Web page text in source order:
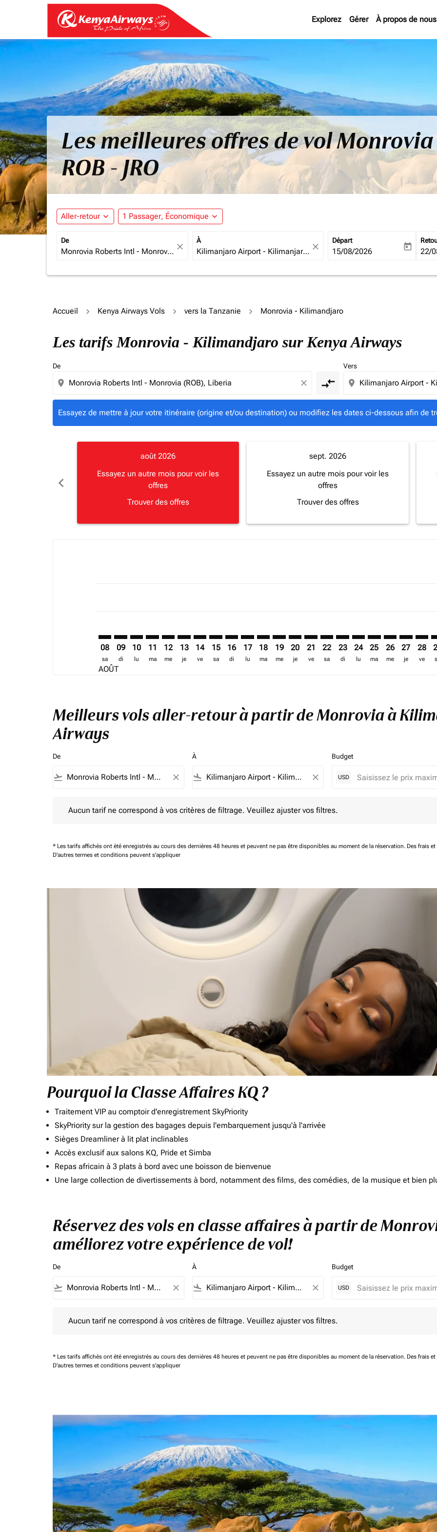
Explorez Gérer À propos de nous
Les meilleures offres de vol
ROB - JRO
Aller-retour expand_more 1 Passager, Économique expand_more
De
close
À
close
Départ
fc-booking-departure-date-
15/08/2026 today fc-
22/
Accueil Kenya Airways Vols vers la Tanzanie Monrovia - Kilimandjaro
Les tarifs Monrovia - Kilimandjaro sur Kenya Airways
De
location_on close compare_arrows
Vers
location_on
Essayez de mettre à jour votre itinéraire (origine et/ou destination) ou modifiez les dates ci-dessous afin de
Essayez de mettre à jour votre itinéraire (origine et/ou destination) ou modifiez les dates ci-dessous afin
chevron_left
août 2026
Essayez un autre mois pour voir les
offres
Trouver des offres
sept. 2026
Essayez un autre mois pour voir les
offres
Trouver des offres
08
sa
AOÛT
09
di
10
lu
11
ma
12
me
13
je
14
ve
15
sa
16
di
17
lu
18
ma
ROB–JRO: cmp-view-offers-disclaimer.
19
me
ROB–JRO: cmp-view-offers-disclaimer.
20
je
ROB–JRO: cmp-view-offers-
21
ve
ROB–JRO: cmp-view-offers-
22
sa
ROB–JRO: cmp-view-
23
di
ROB–JRO: cmp-view-
24
lu
ROB–JRO: cmp-
25
ma
ROB–JRO:
26
me
27
je
28
ve
Meilleurs vols aller-retour à partir de Monrovia à
Airways
De
flight_takeoff close
À
flight_land close
Budget
USD
Aucun tarif ne correspond à vos critères de filtrage. Veuillez ajuster vos filtres.
* Les tarifs affichés ont été enregistrés au cours des dernières 48 heures et peuvent ne pas être disponibles au moment de la réservation. Des frais
D'autres termes et conditions peuvent s'appliquer
Pourquoi la Classe Affaires KQ ?
Traitement VIP au comptoir d'enregistrement SkyPriority
SkyPriority sur la gestion des bagages depuis l'embarquement jusqu'à l'arrivée
Sièges Dreamliner à lit plat inclinables
Accès exclusif aux salons KQ, Pride et Simba
Repas africain à 3 plats à bord avec une boisson de bienvenue
Une large collection de divertissements à bord, notamment des films, des comédies, de la musique et bien
Réservez des vols en classe affaires à partir de
améliorez votre expérience de vol!
De
flight_takeoff close
À
flight_land close
Budget
USD
Aucun tarif ne correspond à vos critères de filtrage. Veuillez ajuster vos filtres.
* Les tarifs affichés ont été enregistrés au cours des dernières 48 heures et peuvent ne pas être disponibles au moment de la réservation. Des frais
D'autres termes et conditions peuvent s'appliquer